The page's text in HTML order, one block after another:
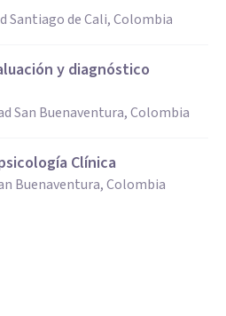
Santiago de Cali, Colombia
y diagnóstico
San Buenaventura, Colombia
Clínica
Buenaventura, Colombia